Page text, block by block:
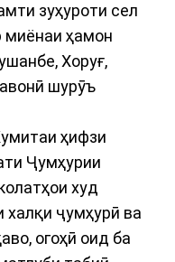
зуҳуроти сел
миёнаи ҳамон
Хоруғ,
шурӯъ
ҳифзи
Ҷумҳурии
худ
халқи ҷумҳурӣ ва
огоҳӣ оид ба